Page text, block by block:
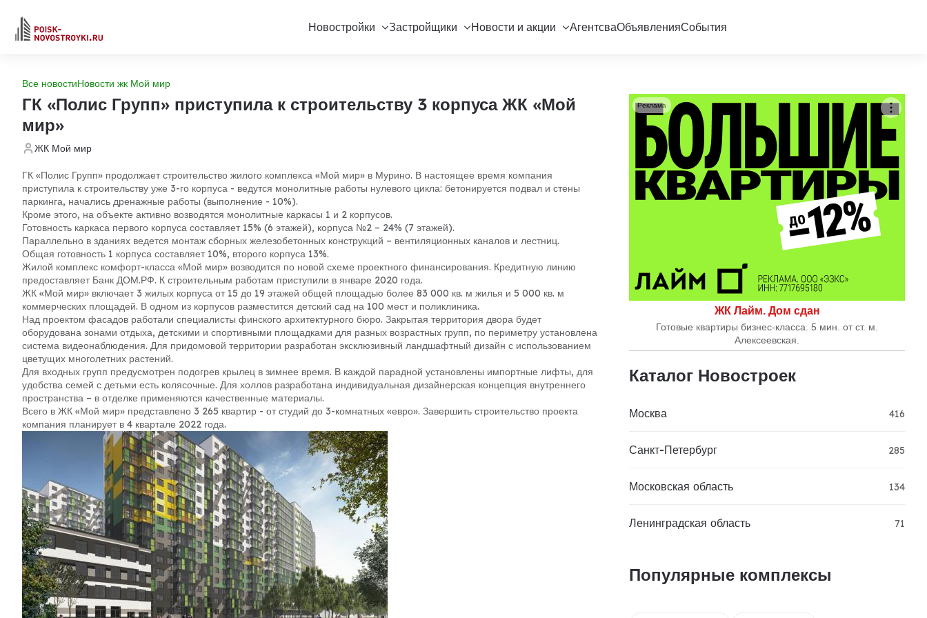
Новостройки Застройщики Новости и акции АгентсваОбъявленияСобытия
Все новостиНовости жк Мой мир
ГК «Полис Групп» приступила к строительству 3 корпуса ЖК «Мой
мир»
ЖК Мой мир
ГК «Полис Групп» продолжает строительство жилого комплекса «Мой мир» в Мурино. В настоящее время компания
приступила к строительству уже 3-го корпуса - ведутся монолитные работы нулевого цикла: бетонируется подвал и стены
паркинга, начались дренажные работы (выполнение - 10%).
Кроме этого, на объекте активно возводятся монолитные каркасы 1 и 2 корпусов.
Готовность каркаса первого корпуса составляет 15% (6 этажей), корпуса №2 – 24% (7 этажей).
Параллельно в зданиях ведется монтаж сборных железобетонных конструкций – вентиляционных каналов и лестниц.
Общая готовность 1 корпуса составляет 10%, второго корпуса 13%.
Жилой комплекс комфорт-класса «Мой мир» возводится по новой схеме проектного финансирования. Кредитную линию
предоставляет Банк ДОМ.РФ. К строительным работам приступили в январе 2020 года.
ЖК «Мой мир» включает 3 жилых корпуса от 15 до 19 этажей общей площадью более 83 000 кв. м жилья и 5 000 кв. м
коммерческих площадей. В одном из корпусов разместится детский сад на 100 мест и поликлиника.
Над проектом фасадов работали специалисты финского архитектурного бюро. Закрытая территория двора будет
оборудована зонами отдыха, детскими и спортивными площадками для разных возрастных групп, по периметру установлена
система видеонаблюдения. Для придомовой территории разработан эксклюзивный ландшафтный дизайн с использованием
цветущих многолетних растений.
Для входных групп предусмотрен подогрев крылец в зимнее время. В каждой парадной установлены импортные лифты, для
удобства семей с детьми есть колясочные. Для холлов разработана индивидуальная дизайнерская концепция внутреннего
пространства – в отделке применяются качественные материалы.
Всего в ЖК «Мой мир» представлено 3 265 квартир - от студий до 3-комнатных «евро». Завершить строительство проекта
компания планирует в 4 квартале 2022 года.
ЖК Лайм. Дом сдан
Готовые квартиры бизнес-класса. 5 мин. от ст. м.
Алексеевская.
Реклама
Каталог Новостроек
Москва 416
Санкт-Петербург 285
Московская область 134
Ленинградская область 71
Популярные комплексы